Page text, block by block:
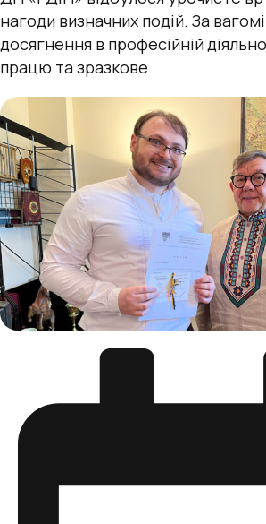
нагоди визначних подій. За
досягнення в професійній
працю та зразкове